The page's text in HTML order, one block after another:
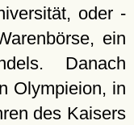
oder -
ein
Danach
Olympieion, in
des Kaisers